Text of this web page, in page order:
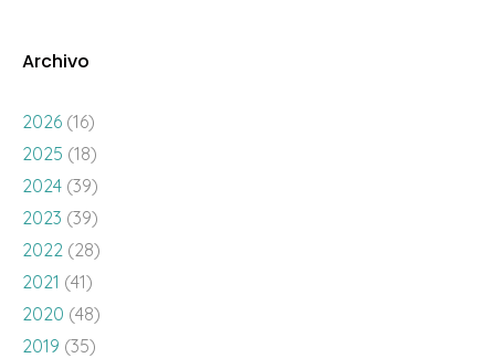
Archivo
2026 (16)
2025 (18)
2024 (39)
2023 (39)
2022 (28)
2021 (41)
2020 (48)
2019 (35)